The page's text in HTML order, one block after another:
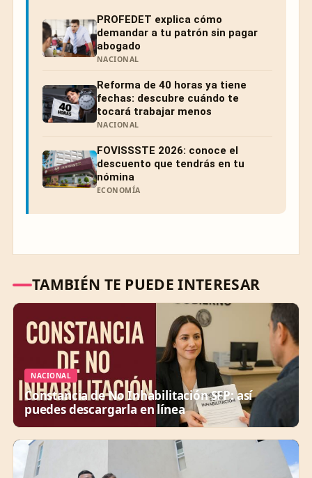
PROFEDET explica cómo
demandar a tu patrón sin pagar
abogado
NACIONAL
Reforma de 40 horas ya tiene
fechas: descubre cuándo te
tocará trabajar menos
NACIONAL
FOVISSSTE 2026: conoce el
descuento que tendrás en tu
nómina
ECONOMÍA
TAMBIÉN TE PUEDE INTERESAR
NACIONAL
Constancia de No Inhabilitación SFP: así
puedes descargarla en línea